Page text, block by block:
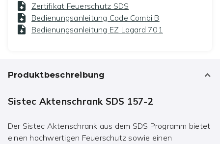
Zertifikat Feuerschutz SDS
Bedienungsanleitung Code Combi B
Bedienungsanleitung EZ Lagard 701
Produktbeschreibung
Sistec Aktenschrank SDS 157-2
Der Sistec Aktenschrank aus dem SDS Programm bietet
einen hochwertigen Feuerschutz sowie einen